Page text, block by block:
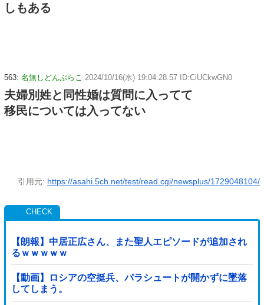
しもある
563: 名無しどんぶらこ 2024/10/16(水) 19:04:28.57 ID:CiUCkwGN0
夫婦別姓と同性婚は質問に入ってて
移民については入ってない
引用元: https://asahi.5ch.net/test/read.cgi/newsplus/1729048104/
【朗報】中居正広さん、また聖人エピソードが追加され
るｗｗｗｗｗ
【動画】ロシアの空挺兵、パラシュートが開かずに墜落
してしまう。